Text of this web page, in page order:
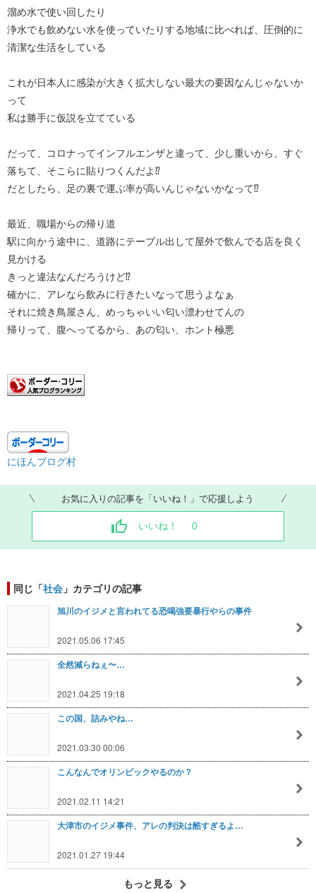
溜め水で使い回したり
浄水でも飲めない水を使っていたりする地域に比べれば、圧倒的に
清潔な生活をしている
これが日本人に感染が大きく拡大しない最大の要因なんじゃないか
って
私は勝手に仮説を立てている
だって、コロナってインフルエンザと違って、少し重いから、すぐ
落ちて、そこらに貼りつくんだよ⁉︎
だとしたら、足の裏で運ぶ率が高いんじゃないかなって⁉︎
最近、職場からの帰り道
駅に向かう途中に、道路にテーブル出して屋外で飲んでる店を良く
見かける
きっと違法なんだろうけど⁉︎
確かに、アレなら飲みに行きたいなって思うよなぁ
それに焼き鳥屋さん、めっちゃいい匂い漂わせてんの
帰りって、腹へってるから、あの匂い、ホント極悪
にほんブログ村
お気に入りの記事を「いいね！」で応援しよう
いいね！ 0
同じ「社会 」カテゴリの記事
旭川のイジメと言われてる恐喝強要暴行やらの事件
2021.05.06 17:45
全然減らねぇ〜…
2021.04.25 19:18
この国、詰みやね…
2021.03.30 00:06
こんなんでオリンピックやるのか？
2021.02.11 14:21
大津市のイジメ事件、アレの判決は酷すぎるよ…
2021.01.27 19:44
もっと見る